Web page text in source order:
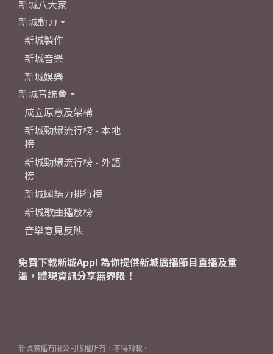
新城八大家
新城動力
新城製作
新城音樂
新城娛樂
新城音統會
成立原意及架構
新城勁爆流行榜 - 本地
榜
新城勁爆流行榜 - 外語
榜
新城國語力排行榜
新城歌曲播放榜
音樂意見反映
免費下載新城App! 為你提供新城廣播節目直播及重
溫，體現資訊分享無界限！
新城廣播有限公司版權所有，不得轉載。